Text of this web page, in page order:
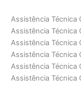
Assistência Técnica
Assistência
Assistência
Assistência Técnica
Assistência
Assistência